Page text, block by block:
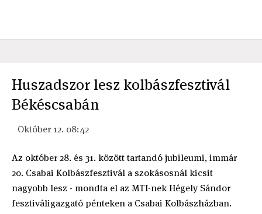
Huszadszor lesz kolbászfesztivál
Békéscsabán
Október 12. 08:42
Az október 28. és 31. között tartandó jubileumi, immár
20. Csabai Kolbászfesztivál a szokásosnál kicsit
nagyobb lesz - mondta el az MTI-nek Hégely Sándor
fesztiváligazgató pénteken a Csabai Kolbászházban.